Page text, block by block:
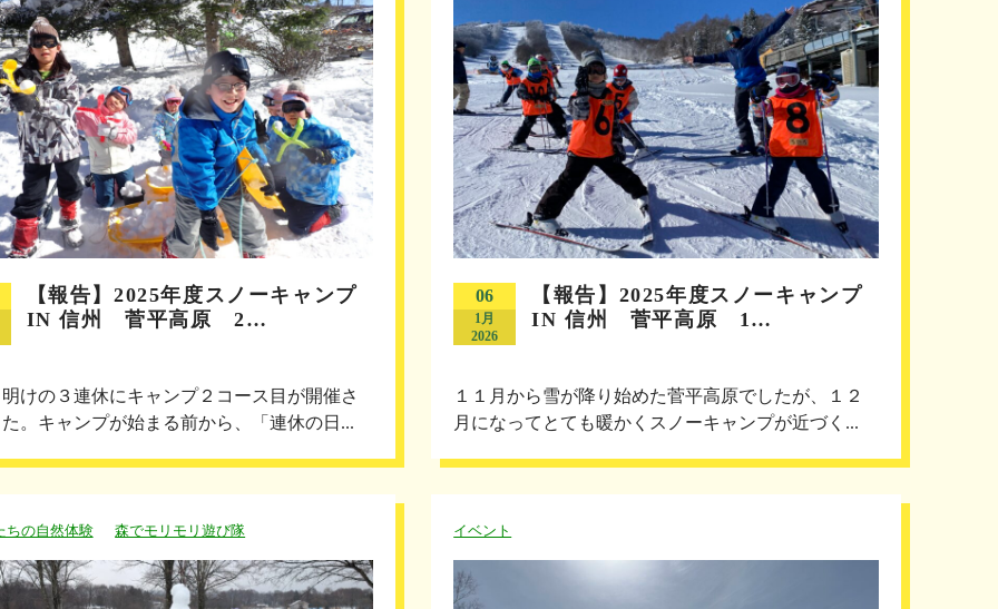
【報告】2025年度スノーキャンプ
IN 信州 菅平高原 2…
けの３連休にキャンプ２コース目が開催さ
。キャンプが始まる前から、「連休の日...
06
1月
2026
【報告】2025年度スノーキャンプ
IN 信州 菅平高原 1…
１１月から雪が降り始めた菅平高原でしたが、１２
月になってとても暖かくスノーキャンプが近づく...
ちの自然体験 森でモリモリ遊び隊 イベント